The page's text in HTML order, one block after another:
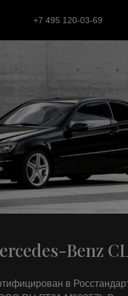
+7 495 120-03-69
Benz
в